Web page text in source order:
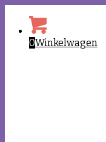
0Winkelwagen